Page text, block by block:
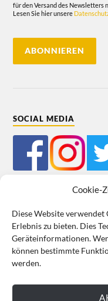
Cookie-
Diese Website verwendet
Erlebnis zu bieten. Dies
Geräteinformationen.
können bestimmte
werden.
für den Versand des Newsletters
Lesen Sie hier unsere
SOCIAL MEDIA
Mein Bestellkonto
Cookie-Richtlinie (EU)
VERTRAG